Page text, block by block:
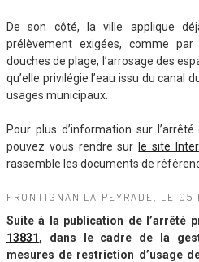
De son côté, la ville applique
prélèvement exigées, comme
douches de plage, l’arrosage des
qu’elle privilégie l’eau issu du canal
usages municipaux.
Pour plus d’information sur
pouvez vous rendre sur le site
rassemble les documents de
FRONTIGNAN LA PEYRADE, LE 05
Suite à la publication de l’arrêté
13831, dans le cadre de la
mesures de restriction d’usage